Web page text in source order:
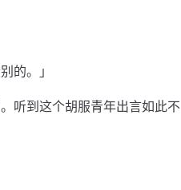
的。」
听到这个胡服青年出言如此不